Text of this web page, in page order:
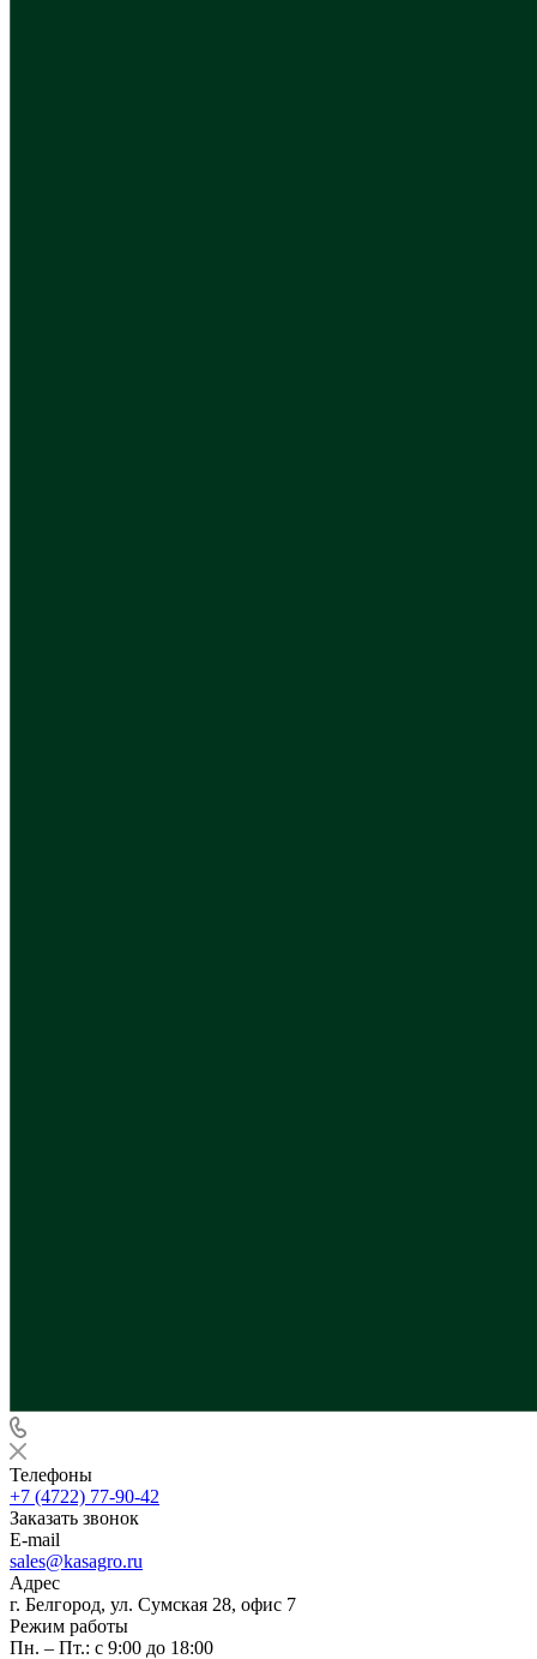
Телефоны
+7 (4722) 77-90-42
Заказать звонок
E-mail
sales@kasagro.ru
Адрес
г. Белгород, ул. Сумская 28, офис 7
Режим работы
Пн. – Пт.: с 9:00 до 18:00